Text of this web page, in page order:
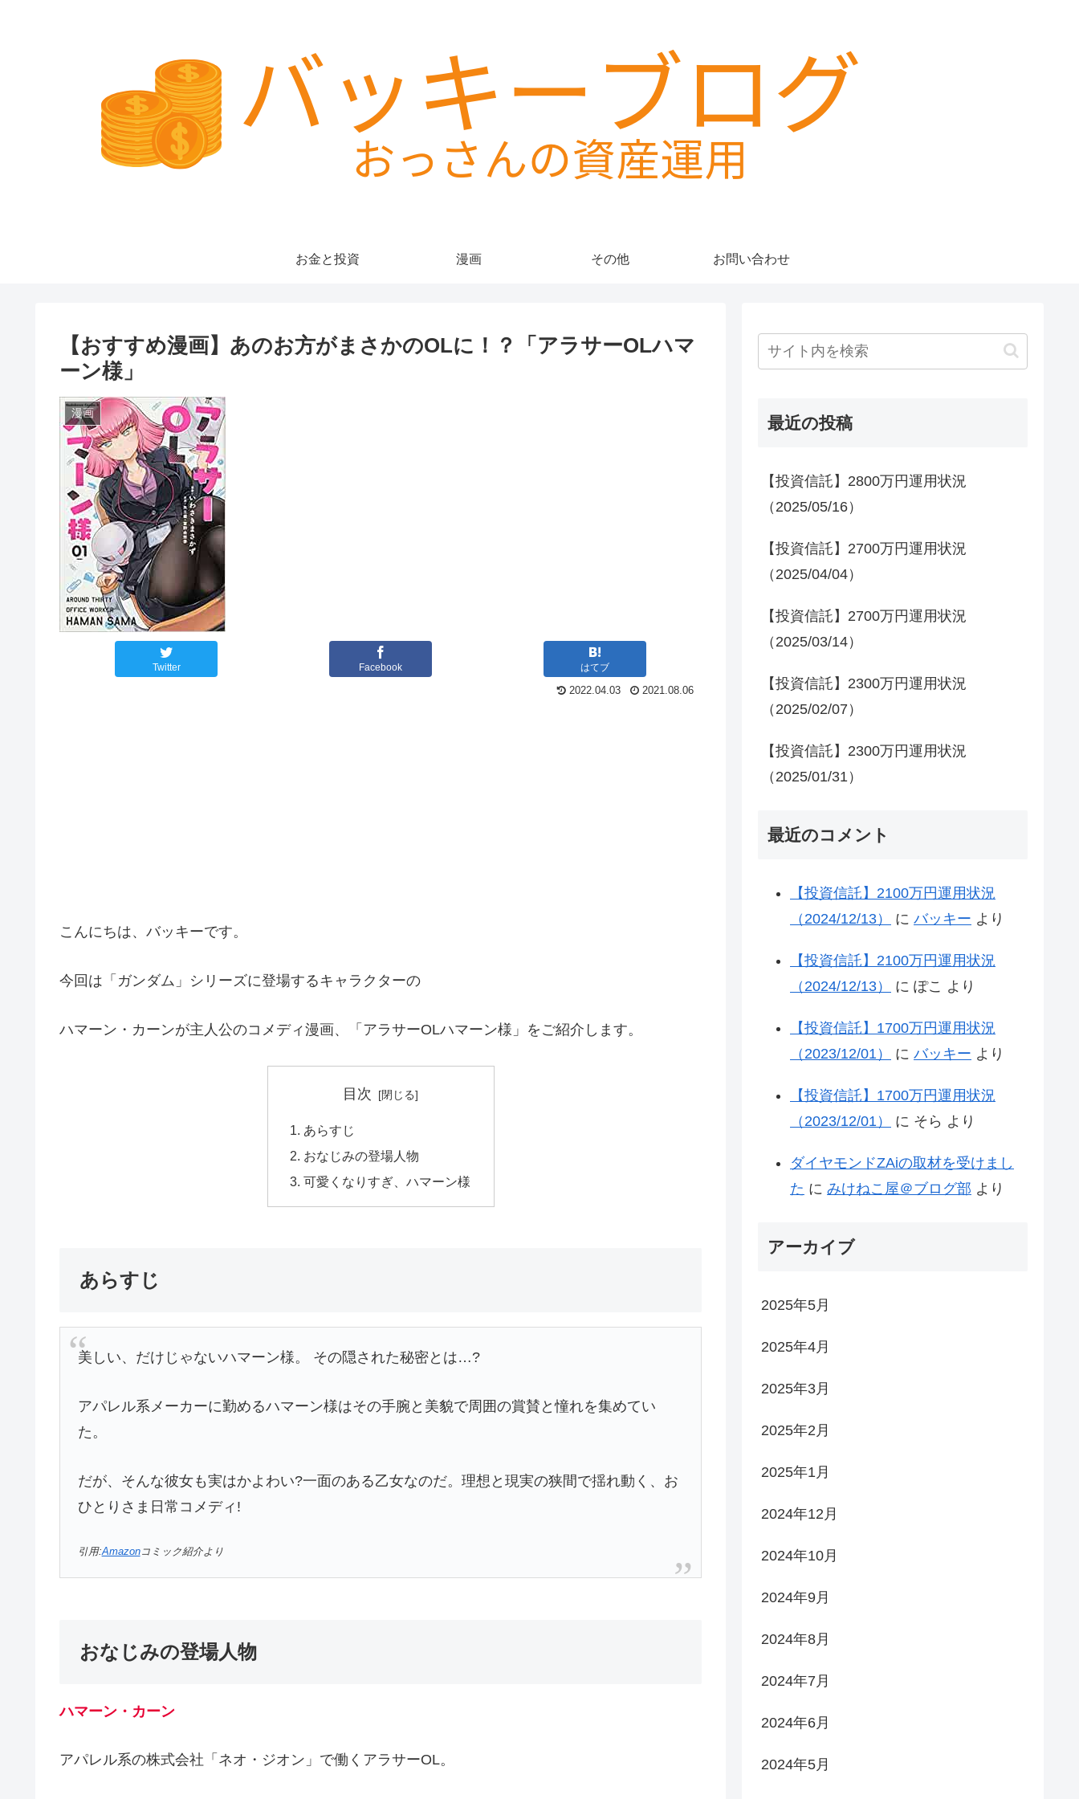
お金と投資 漫画 その他 お問い合わせ
【おすすめ漫画】あのお方がまさかのOLに！？「アラサーOLハマ
ーン様」
漫画
Twitter Facebook はてブ
2022.04.03 2021.08.06
こんにちは、バッキーです。
今回は「ガンダム」シリーズに登場するキャラクターの
ハマーン・カーンが主人公のコメディ漫画、「アラサーOLハマーン様」をご紹介します。
目次
あらすじ
おなじみの登場人物
可愛くなりすぎ、ハマーン様
あらすじ
美しい、だけじゃないハマーン様。 その隠された秘密とは…?
アパレル系メーカーに勤めるハマーン様はその手腕と美貌で周囲の賞賛と憧れを集めてい
た。
だが、そんな彼女も実はかよわい?一面のある乙女なのだ。理想と現実の狭間で揺れ動く、お
ひとりさま日常コメディ!
引用:Amazonコミック紹介より
おなじみの登場人物
ハマーン・カーン
アパレル系の株式会社「ネオ・ジオン」で働くアラサーOL。
最近の投稿
【投資信託】2800万円運用状況
（2025/05/16）
【投資信託】2700万円運用状況
（2025/04/04）
【投資信託】2700万円運用状況
（2025/03/14）
【投資信託】2300万円運用状況
（2025/02/07）
【投資信託】2300万円運用状況
（2025/01/31）
最近のコメント
【投資信託】2100万円運用状況
（2024/12/13）
に バッキー より
【投資信託】2100万円運用状況
（2024/12/13）
に ぽこ より
【投資信託】1700万円運用状況
（2023/12/01）
に バッキー より
【投資信託】1700万円運用状況
（2023/12/01）
に そら より
ダイヤモンドZAiの取材を受けまし
た に みけねこ屋＠ブログ部 より
アーカイブ
2025年5月
2025年4月
2025年3月
2025年2月
2025年1月
2024年12月
2024年10月
2024年9月
2024年8月
2024年7月
2024年6月
2024年5月